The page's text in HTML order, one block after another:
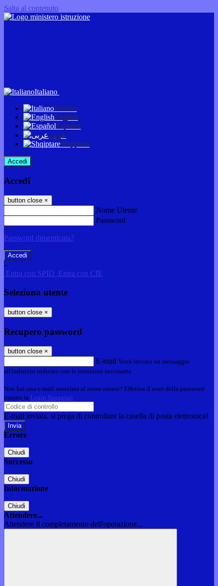
Salta al contenuto
Italiano
Italiano
English
Español
عربى
Shqiptare
Accedi
Accedi
button close ×
Nome Utente
Password
Password dimenticata?
-
Entra con SPID Entra con CIE
Seleziona utente
button close ×
Recupero password
button close ×
E-mail Verrà inviato un messaggio
all'indirizzo indicato con le istruzioni necessarie.
Non hai una e-mail associata al nome utente? Effettua il reset della password
tramite la Login Spaggiari
E-mail inviata, si prega di controllare la casella di posta elettronica!
Errore
Chiudi
Successo
Chiudi
Informazione
Chiudi
Attendere...
Attendere il completamento dell'operazione...